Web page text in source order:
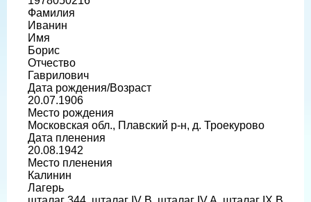
Фамилия
Иванин
Имя
Борис
Отчество
Гаврилович
Дата рождения/Возраст
20.07.1906
Место рождения
Московская обл., Плавский р-н, д. Троекурово
Дата пленения
20.08.1942
Место пленения
Калинин
Лагерь